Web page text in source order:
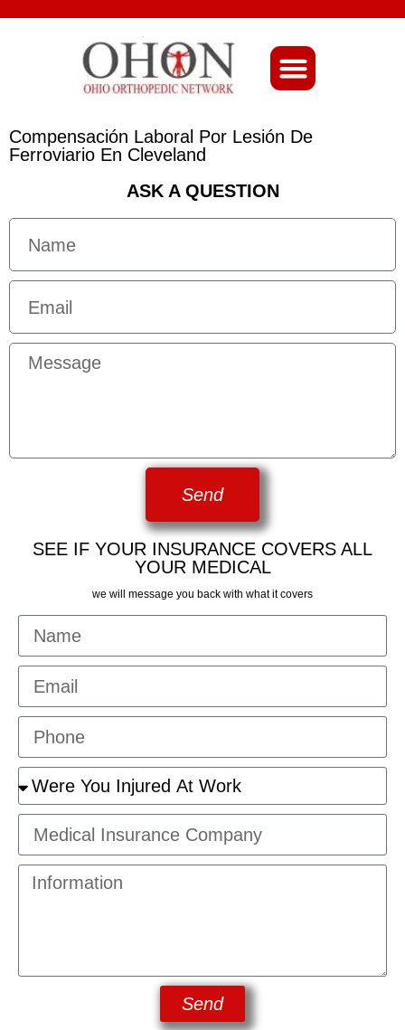
Compensación Laboral Por Lesión De
Ferroviario En Cleveland
ASK A QUESTION
Send
SEE IF YOUR INSURANCE COVERS ALL
YOUR MEDICAL
we will message you back with what it covers
Send